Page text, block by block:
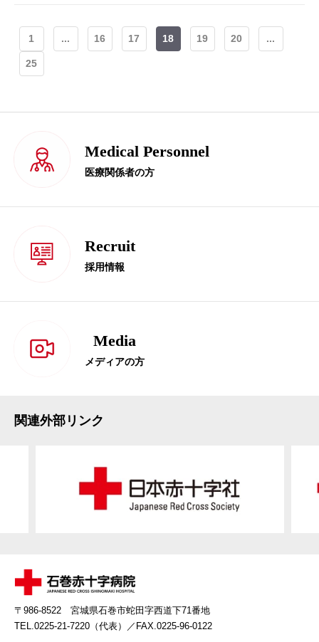
1 ... 16 17 18 19 20 ...
25
Medical Personnel
医療関係者の方
Recruit
採用情報
Media
メディアの方
関連外部リンク
〒986-8522 宮城県石巻市蛇田字西道下71番地
TEL.0225-21-7220（代表）
／FAX.0225-96-0122